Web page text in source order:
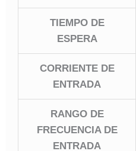
TIEMPO DE
ESPERA
CORRIENTE DE
ENTRADA
RANGO DE
FRECUENCIA DE
ENTRADA